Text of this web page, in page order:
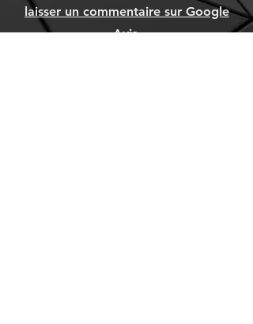
laisser un commentaire sur Google
Avis.